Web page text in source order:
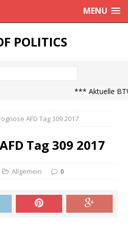
MENU
POLITICS
*** Aktuelle
AFD Tag 309 2017
Tag 309 2017
Allgemein 0